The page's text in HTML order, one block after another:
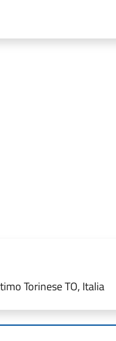
Torinese TO, Italia